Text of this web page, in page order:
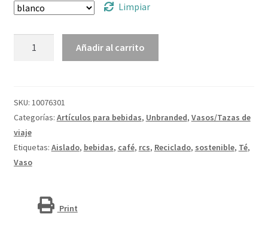
Limpiar
acero
inoxidable
reciclado
de
410 ml
Añadir al carrito
SKU: 10076301
Categorías: Artículos para bebidas, Unbranded, Vasos/Tazas de
viaje
Etiquetas: Aislado, bebidas, café, rcs, Reciclado, sostenible, Té,
Vaso
Print